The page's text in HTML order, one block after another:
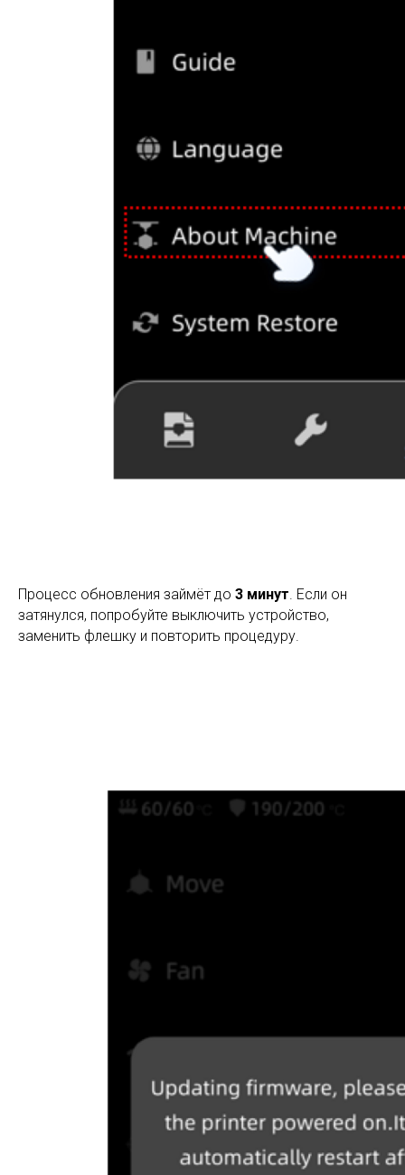
Процесс обновления займёт до 3 минут. Если он
затянулся, попробуйте выключить устройство,
заменить флешку и повторить процедуру.